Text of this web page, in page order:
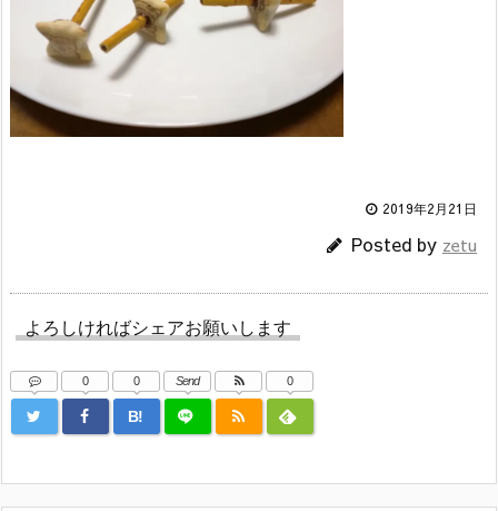
2019年2月21日
Posted by zetu
よろしければシェアお願いします
0
B!
0 Send 0